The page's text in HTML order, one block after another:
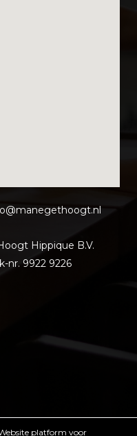
gt.nl
Hippique B.V.
nr. 9922 9226
platform voor